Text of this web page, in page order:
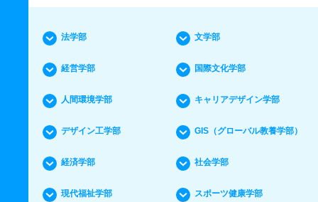
法学部 文学部
経営学部 国際文化学部
人間環境学部 キャリアデザイン学部
デザイン工学部 GIS（グローバル教養学部）
経済学部 社会学部
現代福祉学部 スポーツ健康学部